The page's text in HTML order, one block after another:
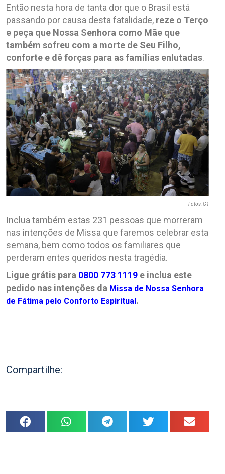
Então nesta hora de tanta dor que o Brasil está
passando por causa desta fatalidade, reze o Terço
e peça que Nossa Senhora como Mãe que
também sofreu com a morte de Seu Filho,
conforte e dê forças para as famílias enlutadas.
Fotos: G1
Inclua também estas 231 pessoas que morreram
nas intenções de Missa que faremos celebrar esta
semana, bem como todos os familiares que
perderam entes queridos nesta tragédia.
Ligue grátis para 0800 773 1119 e inclua este
pedido nas intenções da Missa de Nossa Senhora
de Fátima pelo Conforto Espiritual.
Compartilhe: